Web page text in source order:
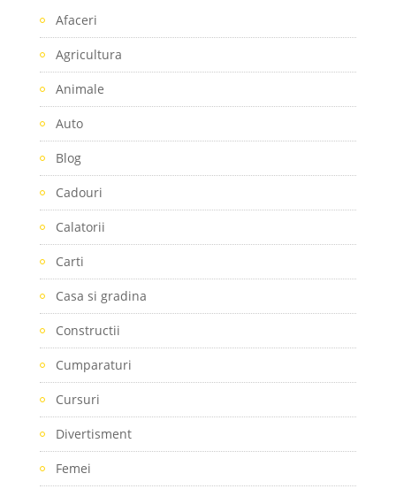
Afaceri
Agricultura
Animale
Auto
Blog
Cadouri
Calatorii
Carti
Casa si gradina
Constructii
Cumparaturi
Cursuri
Divertisment
Femei